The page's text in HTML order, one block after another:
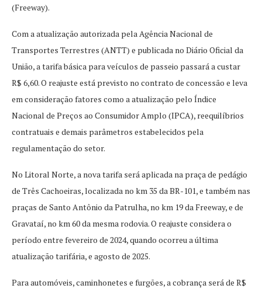
(Freeway).
Com a atualização autorizada pela Agência Nacional de
Transportes Terrestres (ANTT) e publicada no Diário Oficial da
União, a tarifa básica para veículos de passeio passará a custar
R$ 6,60. O reajuste está previsto no contrato de concessão e leva
em consideração fatores como a atualização pelo Índice
Nacional de Preços ao Consumidor Amplo (IPCA), reequilíbrios
contratuais e demais parâmetros estabelecidos pela
regulamentação do setor.
No Litoral Norte, a nova tarifa será aplicada na praça de pedágio
de Três Cachoeiras, localizada no km 35 da BR-101, e também nas
praças de Santo Antônio da Patrulha, no km 19 da Freeway, e de
Gravataí, no km 60 da mesma rodovia. O reajuste considera o
período entre fevereiro de 2024, quando ocorreu a última
atualização tarifária, e agosto de 2025.
Para automóveis, caminhonetes e furgões, a cobrança será de R$